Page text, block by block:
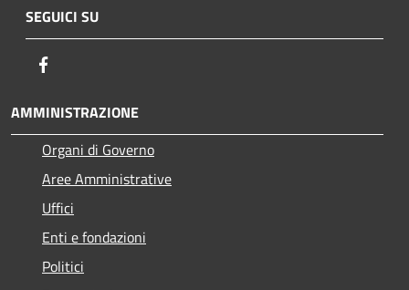
SEGUICI SU
AMMINISTRAZIONE
Organi di Governo
Aree Amministrative
Uffici
Enti e fondazioni
Politici